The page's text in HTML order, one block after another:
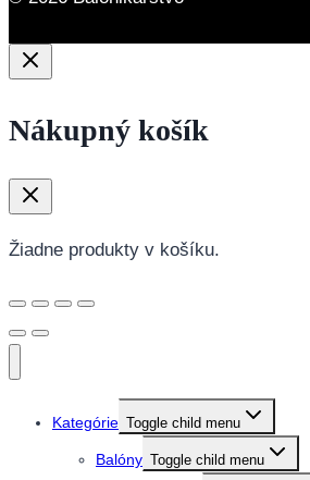
Nákupný košík
Žiadne produkty v košíku.
Kategórie Toggle child menu
Balóny Toggle child menu